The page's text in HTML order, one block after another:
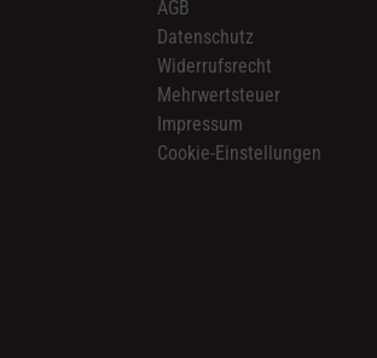
AGB
Datenschutz
Widerrufsrecht
Mehrwertsteuer
Impressum
Cookie-Einstellungen